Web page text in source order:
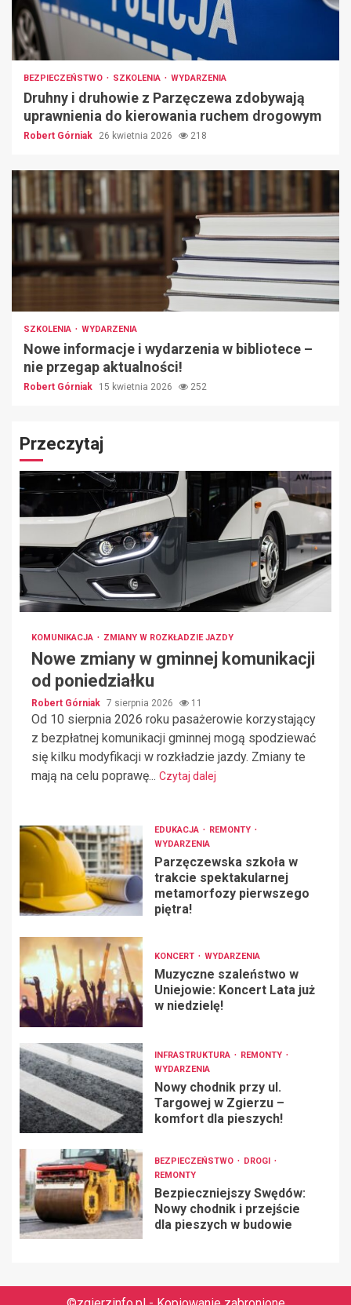
BEZPIECZEŃSTWO SZKOLENIA WYDARZENIA
Druhny i druhowie z Parzęczewa zdobywają
uprawnienia do kierowania ruchem drogowym
Robert Górniak 26 kwietnia 2026 218
SZKOLENIA WYDARZENIA
Nowe informacje i wydarzenia w bibliotece –
nie przegap aktualności!
Robert Górniak 15 kwietnia 2026 252
Przeczytaj
KOMUNIKACJA ZMIANY W ROZKŁADZIE JAZDY
Nowe zmiany w gminnej komunikacji
od poniedziałku
Robert Górniak 7 sierpnia 2026 11
Od 10 sierpnia 2026 roku pasażerowie korzystający
z bezpłatnej komunikacji gminnej mogą spodziewać
się kilku modyfikacji w rozkładzie jazdy. Zmiany te
mają na celu poprawę... Czytaj dalej
EDUKACJA
REMONTY
WYDARZENIA
Parzęczewska szkoła w
trakcie spektakularnej
metamorfozy pierwszego
piętra!
KONCERT WYDARZENIA
Muzyczne szaleństwo w
Uniejowie: Koncert Lata już
w niedzielę!
INFRASTRUKTURA
REMONTY
WYDARZENIA
Nowy chodnik przy ul.
Targowej w Zgierzu –
komfort dla pieszych!
BEZPIECZEŃSTWO
DROGI
REMONTY
Bezpieczniejszy Swędów:
Nowy chodnik i przejście
dla pieszych w budowie